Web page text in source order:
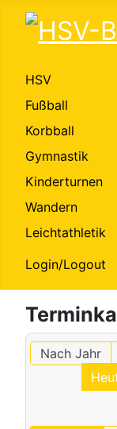
HSV
Fußball
Korbball
Gymnastik
Kinderturnen
Wandern
Leichtathletik
Login/Logout
Nach Jahr